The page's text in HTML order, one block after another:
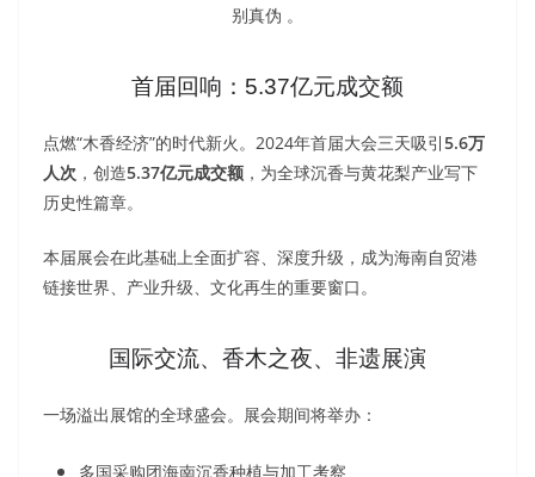
别真伪 。
首届回响：5.37亿元成交额
点燃“木香经济”的时代新火。2024年首届大会三天吸引5.6万
人次 ，创造5.37亿元成交额 ，为全球沉香与黄花梨产业写下
历史性篇章。
本届展会在此基础上全面扩容、深度升级，成为海南自贸港
链接世界、产业升级、文化再生的重要窗口。
国际交流、香木之夜、非遗展演
一场溢出展馆的全球盛会。展会期间将举办：
多国采购团海南沉香种植与加工考察